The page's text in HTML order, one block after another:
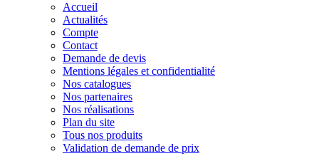
Accueil
Actualités
Compte
Contact
Demande de devis
Mentions légales et confidentialité
Nos catalogues
Nos partenaires
Nos réalisations
Plan du site
Tous nos produits
Validation de demande de prix